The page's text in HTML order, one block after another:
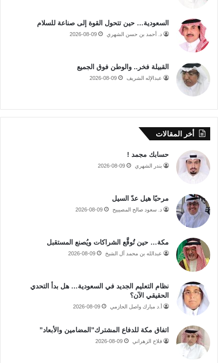
السعودية… حين تتحول القوة إلى صناعة للسلام
د. أحمد بن حسن الشهري 2026-08-09
القبيلة فخر.. والوطن فوق الجميع
عبدالإله الشريف 2026-08-09
أخر المقالات
حسابك مجمد !
بندر الشهري 2026-08-09
مرحبًا هيل عدّ السيل
د. سعود صالح المصيبيح 2026-08-09
مكة… حين تُوقَّع الشراكات ويُصنع المستقبل
عبدالله بن محمد آل الشيخ 2026-08-09
نظام التعليم الجديد في السعودية… هل بدأ التحدي
الحقيقي الآن؟
أ.د مبارك واصل الحازمي 2026-08-09
اتفاق مكة للدفاع المشترك”المضامين والأبعاد”
فلاح الزهراني 2026-08-09